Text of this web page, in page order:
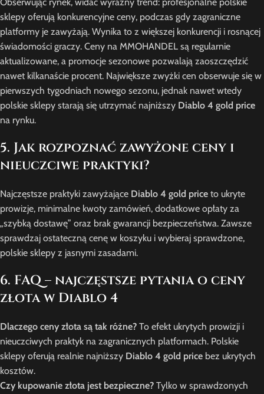
Obserwując rynek, widać wyraźny trend: profesjonalne polskie
sklepy oferują konkurencyjne ceny, podczas gdy zagraniczne
platformy je zawyżają. Wynika to z większej konkurencji i rosnącej
świadomości graczy. Ceny na MMOHANDEL są regularnie
aktualizowane, a promocje sezonowe pozwalają zaoszczędzić
nawet kilkanaście procent. Największe zwyżki cen obserwuje się w
pierwszych tygodniach nowego sezonu, jednak nawet wtedy
polskie sklepy starają się utrzymać najniższy Diablo 4 gold price
na rynku.
5. Jak rozpoznać zawyżone ceny i
nieuczciwe praktyki?
Najczęstsze praktyki zawyżające Diablo 4 gold price to ukryte
prowizje, minimalne kwoty zamówień, dodatkowe opłaty za
„szybką dostawę” oraz brak gwarancji bezpieczeństwa. Zawsze
sprawdzaj ostateczną cenę w koszyku i wybieraj sprawdzone,
polskie sklepy z jasnymi zasadami.
6. FAQ – najczęstsze pytania o ceny
złota w Diablo 4
Dlaczego ceny złota są tak różne? To efekt ukrytych prowizji i
nieuczciwych praktyk na zagranicznych platformach. Polskie
sklepy oferują realnie najniższy Diablo 4 gold price bez ukrytych
kosztów.
Czy kupowanie złota jest bezpieczne? Tylko w sprawdzonych